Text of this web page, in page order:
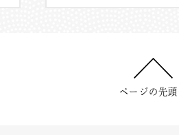
ページの先